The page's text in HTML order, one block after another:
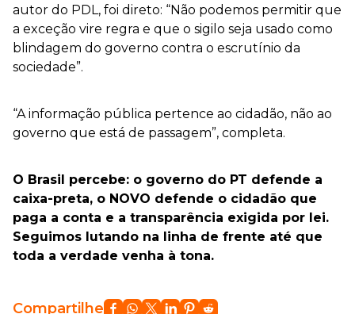
autor do PDL, foi direto: “Não podemos permitir que
a exceção vire regra e que o sigilo seja usado como
blindagem do governo contra o escrutínio da
sociedade”.
“A informação pública pertence ao cidadão, não ao
governo que está de passagem”, completa.
O Brasil percebe: o governo do PT defende a
caixa-preta, o NOVO defende o cidadão que
paga a conta e a transparência exigida por lei.
Seguimos lutando na linha de frente até que
toda a verdade venha à tona.
Compartilhe